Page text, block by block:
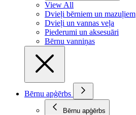
View All
Dvieļi bērniem un mazuļiem
Dvieļi un vannas veļa
Piederumi un aksesuāri
Bērnu vanniņas
Bērnu apģērbs
Bērnu apģērbs